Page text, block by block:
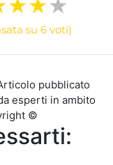
su 6 voti)
pubblicato
esperti in ambito
©